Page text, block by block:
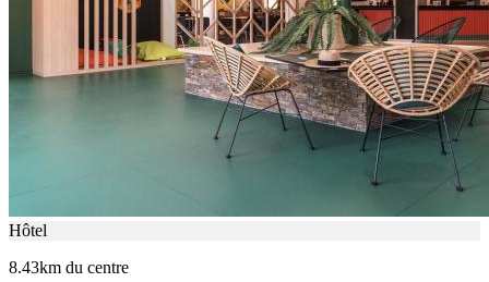
Hôtel
8.43km du centre